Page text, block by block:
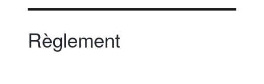
Règlement